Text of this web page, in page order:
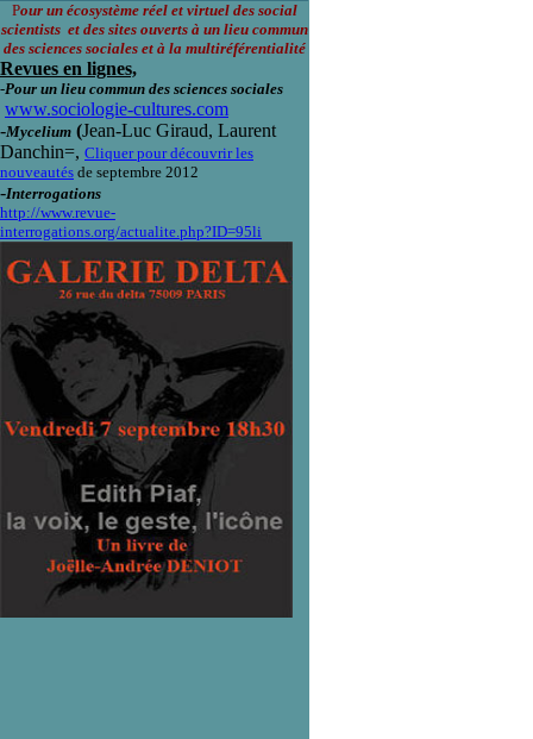
Pour un écosystème réel et virtuel des social
scientists et des sites ouverts à un lieu commun
des sciences sociales et à la multiréférentialité
Revues en lignes,
-Pour un lieu commun des sciences sociales
www.sociologie-cultures.com
-Mycelium (Jean-Luc Giraud, Laurent
Danchin=, Cliquer pour découvrir les
nouveautés de septembre 2012
-Interrogations
http://www.revue-
interrogations.org/actualite.php?ID=95li